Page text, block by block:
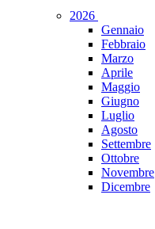
2026
Gennaio
Febbraio
Marzo
Aprile
Maggio
Giugno
Luglio
Agosto
Settembre
Ottobre
Novembre
Dicembre